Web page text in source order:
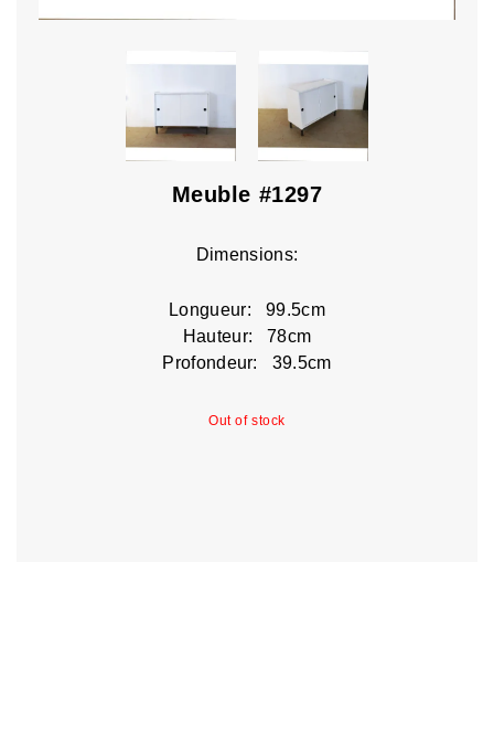
Meuble #1297
Dimensions:
Longueur: 99.5cm
Hauteur: 78cm
Profondeur: 39.5cm
Out of stock